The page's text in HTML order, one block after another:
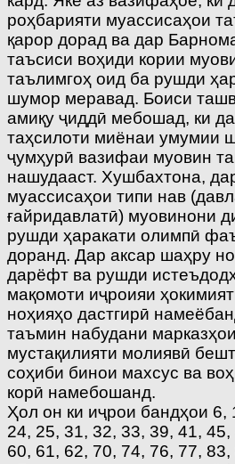
роҳбарияти муассисаҳои
қарор дорад ва дар
таъсиси воҳиди кории
таълимгоҳ оид ба рушди
шумор меравад. Боиси
амиқу ҷиддӣ мебошад, ки
таҳсилоти миёнаи умумии
ҷумҳурӣ вазифаи муовин
нашудааст. Хушбахтона,
муассисаҳои типи нав
ғайридавлатӣ) муовинони
рушди ҳаракати олимпӣ
доранд. Дар аксар шаҳру
дарёфт ва рушди
мақомоти иҷроияи
ноҳияҳо дастгирӣ
таъмин набудани
мустақилияти молиявӣ
соҳиби бинои махсус ва
корӣ намебошанд.
Ҳол он ки иҷрои бандҳои 6,
24, 25, 31, 32, 33, 39, 41,
60, 61, 62, 70, 74, 76, 77,